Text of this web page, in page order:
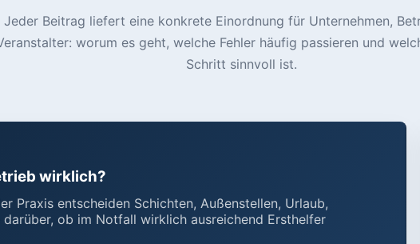
Jeder Beitrag liefert eine konkrete Einordnung für Unternehmen,
worum es geht, welche Fehler häufig passieren und
Schritt sinnvoll ist.
wirklich?
Praxis entscheiden Schichten, Außenstellen, Urlaub,
ob im Notfall wirklich ausreichend Ersthelfer